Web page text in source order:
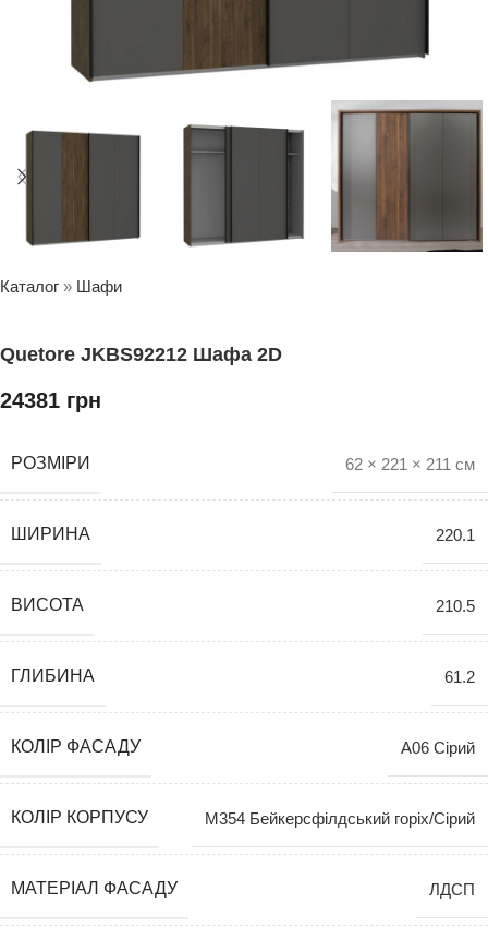
Каталог » Шафи
Quetore JKBS92212 Шафа 2D
24381 грн
РОЗМІРИ 62 × 221 × 211 см
ШИРИНА 220.1
ВИСОТА 210.5
ГЛИБИНА 61.2
КОЛІР ФАСАДУ A06 Сірий
КОЛІР КОРПУСУ M354 Бейкерсфілдський горіх/Сірий
МАТЕРІАЛ ФАСАДУ ЛДСП